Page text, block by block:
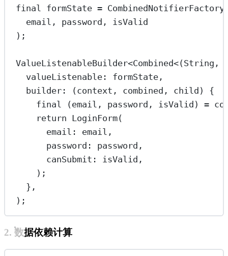
final formState = CombinedNotifierFactory
email, password, isValid
);
ValueListenableBuilder<Combined<(String ,
valueListenable :
formState,
builder :
(context, combined, child) {
final
(email, password, isValid) =
return LoginForm(
email :
email,
password :
password,
canSubmit :
isValid,
);
},
);
2. 数据依赖计算